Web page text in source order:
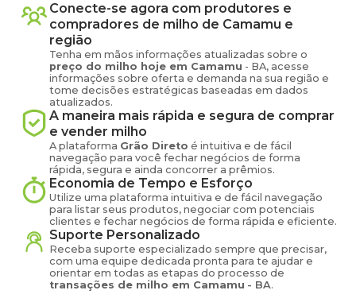
Conecte-se agora com produtores e
compradores de milho de Camamu e
região
Tenha em mãos informações atualizadas sobre o
preço do milho hoje em Camamu - BA, acesse
informações sobre oferta e demanda na sua região e
tome decisões estratégicas baseadas em dados
atualizados.
A maneira mais rápida e segura de comprar
e vender milho
A plataforma Grão Direto é intuitiva e de fácil
navegação para você fechar negócios de forma
rápida, segura e ainda concorrer a prêmios.
Economia de Tempo e Esforço
Utilize uma plataforma intuitiva e de fácil navegação
para listar seus produtos, negociar com potenciais
clientes e fechar negócios de forma rápida e eficiente.
Suporte Personalizado
Receba suporte especializado sempre que precisar,
com uma equipe dedicada pronta para te ajudar e
orientar em todas as etapas do processo de
transações de milho em Camamu - BA.